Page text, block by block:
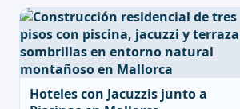
Hoteles con Jacuzzis junto a